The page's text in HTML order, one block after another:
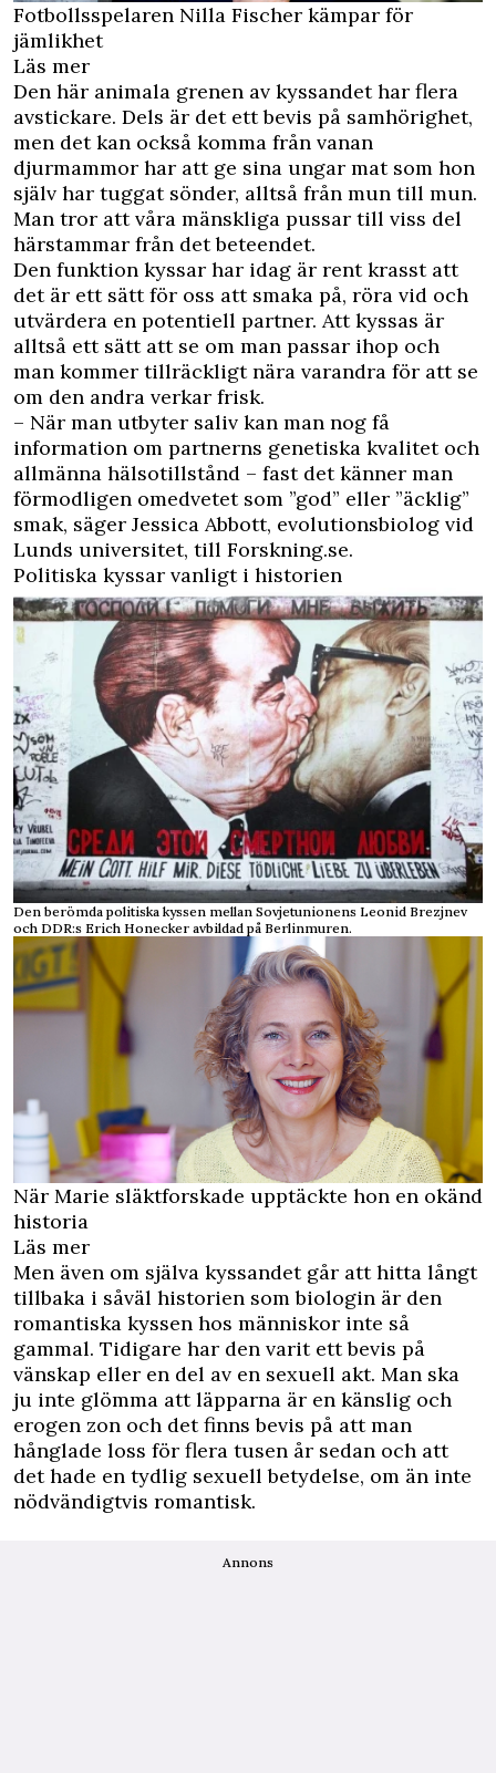
Fotbollsspelaren Nilla Fischer kämpar för
jämlikhet
Läs mer
Den här animala grenen av kyssandet har flera
avstickare. Dels är det ett bevis på samhörighet,
men det kan också komma från vanan
djurmammor har att ge sina ungar mat som hon
själv har tuggat sönder, alltså från mun till mun.
Man tror att våra mänskliga pussar till viss del
härstammar från det beteendet.
Den funktion kyssar har idag är rent krasst att
det är ett sätt för oss att smaka på, röra vid och
utvärdera en potentiell partner. Att kyssas är
alltså ett sätt att se om man passar ihop och
man kommer tillräckligt nära varandra för att se
om den andra verkar frisk.
– När man utbyter saliv kan man nog få
information om partnerns genetiska kvalitet och
allmänna hälsotillstånd – fast det känner man
förmodligen omedvetet som ”god” eller ”äcklig”
smak, säger Jessica Abbott, evolutionsbiolog vid
Lunds universitet, till Forskning.se.
Politiska kyssar vanligt i historien
Den berömda politiska kyssen mellan Sovjetunionens Leonid Brezjnev
och DDR:s Erich Honecker avbildad på Berlinmuren.
När Marie släktforskade upptäckte hon en okänd
historia
Läs mer
Men även om själva kyssandet går att hitta långt
tillbaka i såväl historien som biologin är den
romantiska kyssen hos människor inte så
gammal. Tidigare har den varit ett bevis på
vänskap eller en del av en sexuell akt. Man ska
ju inte glömma att läpparna är en känslig och
erogen zon och det finns bevis på att man
hånglade loss för flera tusen år sedan och att
det hade en tydlig sexuell betydelse, om än inte
nödvändigtvis romantisk.
Annons